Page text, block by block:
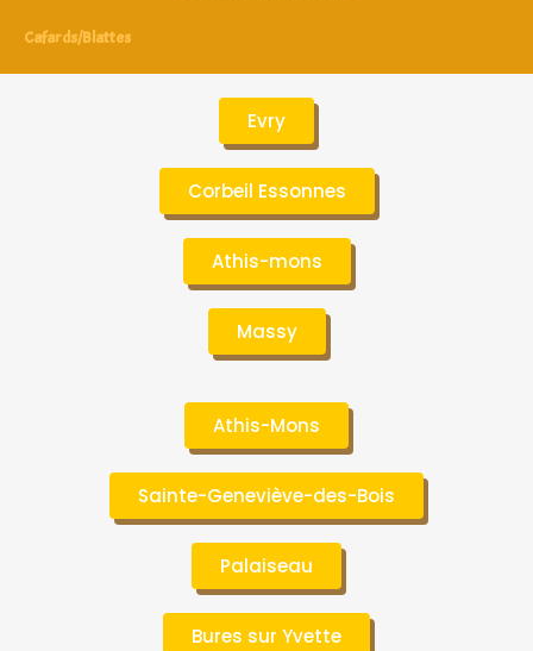
Cafards/Blattes
Evry
Corbeil Essonnes
Athis-mons
Massy
Athis-Mons
Sainte-Geneviève-des-Bois
Palaiseau
Bures sur Yvette